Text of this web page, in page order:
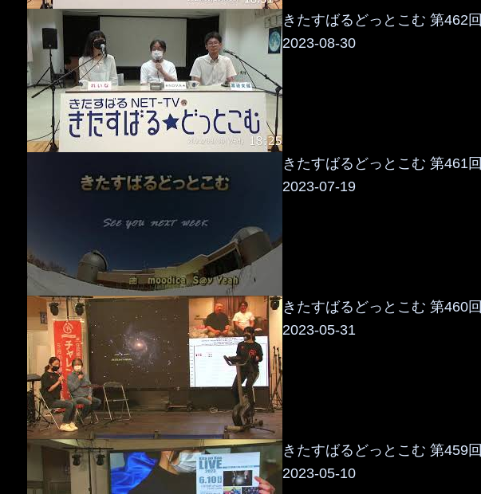
きたすばるどっとこむ 第462回
2023-08-30
きたすばるどっとこむ 第461回
2023-07-19
きたすばるどっとこむ 第460回
2023-05-31
きたすばるどっとこむ 第459回
2023-05-10